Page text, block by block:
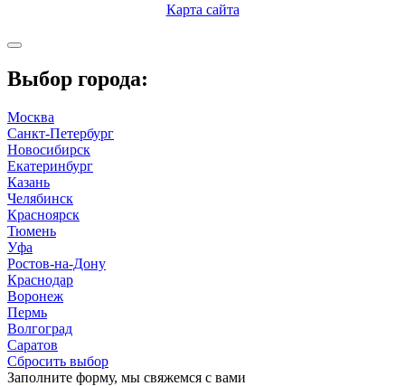
Карта сайта
Выбор города:
Москва
Санкт-Петербург
Новосибирск
Екатеринбург
Казань
Челябинск
Красноярск
Тюмень
Уфа
Ростов-на-Дону
Краснодар
Воронеж
Пермь
Волгоград
Саратов
Сбросить выбор
Заполните форму, мы свяжемся с вами